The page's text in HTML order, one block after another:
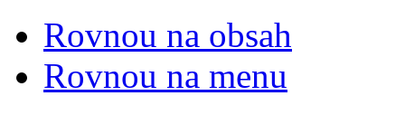
Rovnou na obsah
Rovnou na menu